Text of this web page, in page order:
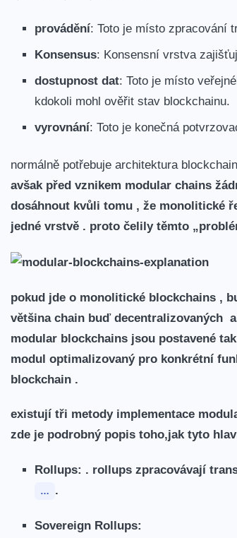
provádění:Toto je místo‍ zpracování
Konsensus: Konsensní vrstva
dostupnost dat:Toto je místo
kdokoli mohl ověřit stav blockchainu.
vyrovnání:​Toto je⁤ konečná
normálně potřebuje architektura
avšak před vznikem modular chains
dosáhnout kvůli tomu ,‍ že monolitické
jedné vrstvě . proto čelily těmto
pokud jde o monolitické blockchains ,
většina chain buď decentralizovaných
modular blockchains jsou postavené
modul optimalizovaný pro konkrétní
blockchain .
existují tři metody implementace
zde je podrobný popis toho,jak tyto
Rollups: . ⁤rollups zpracovávají
… .
Sovereign Rollups: